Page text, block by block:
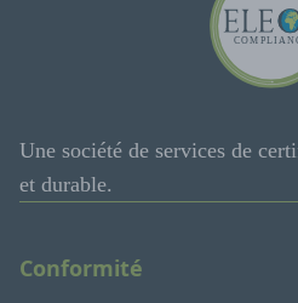
Une société de services de
et durable.
Conformité